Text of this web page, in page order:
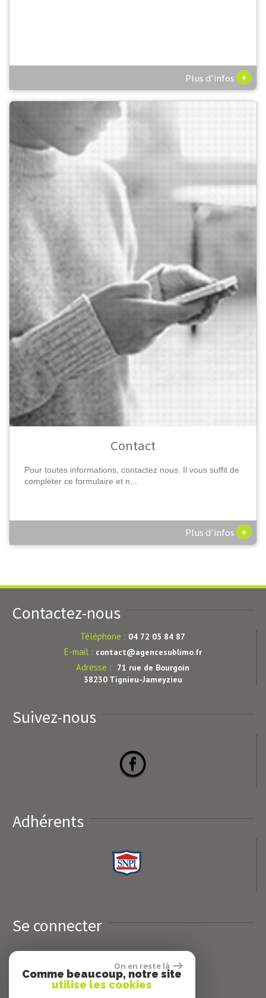
Plus d'infos +
Contact
Pour toutes informations, contactez nous. Il vous suffit de
compléter ce formulaire et n...
Plus d'infos +
Contactez-nous
Téléphone : 04 72 05 84 87
E-mail : contact@agencesublimo.fr
Adresse :
71 rue de Bourgoin
38230 Tignieu-Jameyzieu
Suivez-nous
Adhérents
Se connecter
Espace propriétaires
On en reste là
Comme beaucoup, notre site
utilise les cookies